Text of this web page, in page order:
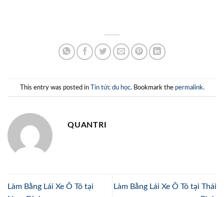
This entry was posted in Tin tức du học. Bookmark the permalink.
QUANTRI
Làm Bằng Lái Xe Ô Tô tại
Làm Bằng Lái Xe Ô Tô tại Thái